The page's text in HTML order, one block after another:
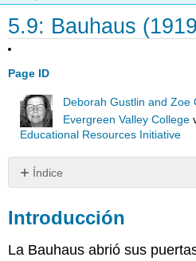
5.9: Bauhaus
Page ID
Deborah Gustlin and Zoe
Evergreen Valley College
Educational Resources Initiative
Índice
Hombres
la
Introducción
La Bauhaus abrió sus